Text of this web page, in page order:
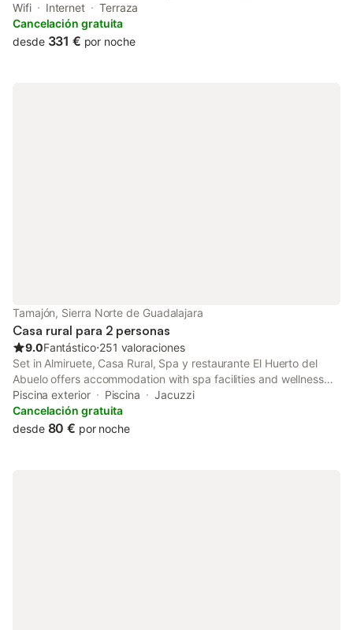
as well as 40 km from Plaza Mayor Chinchon.
Wifi Internet
Terraza
Cancelación gratuita
desde 331 € por noche
Tamajón, Sierra Norte de Guadalajara
Casa rural para 2 personas
9.0Fantástico⋅251 valoraciones
Set in Almiruete, Casa Rural, Spa y restaurante El Huerto del
Abuelo offers accommodation with spa facilities and wellness
packages.
Piscina exterior Piscina
Jacuzzi
Cancelación gratuita
desde 80 € por noche